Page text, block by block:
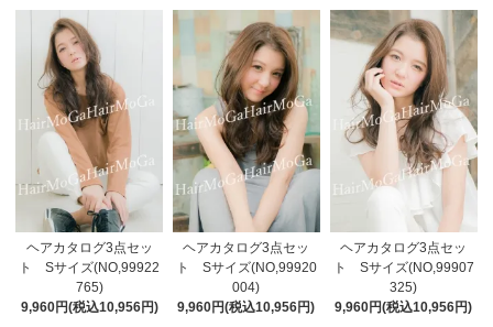
ヘアカタログ3点セッ
ト Sサイズ(NO,99922
765)
9,960円(税込10,956円)
ヘアカタログ3点セッ
ト Sサイズ(NO,99920
004)
9,960円(税込10,956円)
ヘアカタログ3点セッ
ト Sサイズ(NO,99907
325)
9,960円(税込10,956円)